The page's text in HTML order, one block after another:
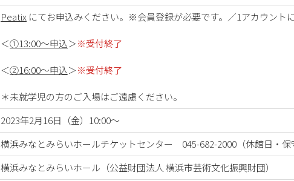
Peatix にてお申込みください。※会員登録が必要です。／1アカウント
＜①13:00～申込＞※受付終了
＜②16:00～申込＞※受付終了
＊未就学児の方のご入場はご遠慮ください。
2023年2月16日（金）10:00～
横浜みなとみらいホールチケットセンター 045-682-2000（休館日・保
横浜みなとみらいホール（公益財団法人 横浜市芸術文化振興財団）